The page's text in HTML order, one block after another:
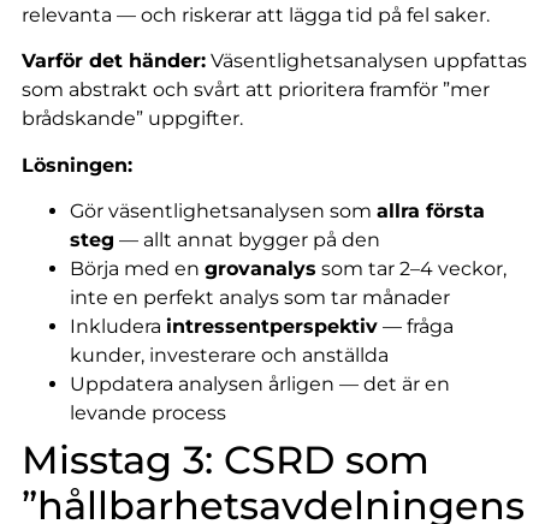
relevanta — och riskerar att lägga tid på fel saker.
Varför det händer: Väsentlighetsanalysen uppfattas
som abstrakt och svårt att prioritera framför ”mer
brådskande” uppgifter.
Lösningen:
Gör väsentlighetsanalysen som allra första
steg — allt annat bygger på den
Börja med en grovanalys som tar 2–4 veckor,
inte en perfekt analys som tar månader
Inkludera intressentperspektiv — fråga
kunder, investerare och anställda
Uppdatera analysen årligen — det är en
levande process
Misstag 3: CSRD som
”hållbarhetsavdelningens